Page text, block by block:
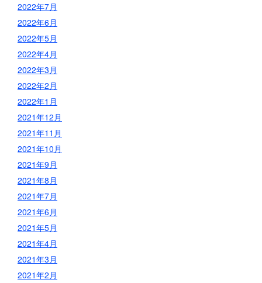
2022年7月
2022年6月
2022年5月
2022年4月
2022年3月
2022年2月
2022年1月
2021年12月
2021年11月
2021年10月
2021年9月
2021年8月
2021年7月
2021年6月
2021年5月
2021年4月
2021年3月
2021年2月